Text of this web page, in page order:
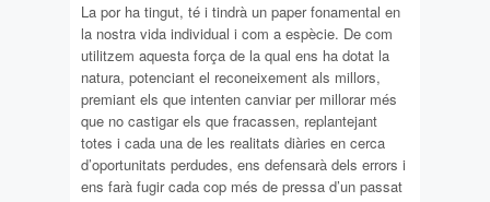
La por ha tingut, té i tindrà un paper fonamental en
la nostra vida individual i com a espècie. De com
utilitzem aquesta força de la qual ens ha dotat la
natura, potenciant el reconeixement als millors,
premiant els que intenten canviar per millorar més
que no castigar els que fracassen, replantejant
totes i cada una de les realitats diàries en cerca
d’oportunitats perdudes, ens defensarà dels errors i
ens farà fugir cada cop més de pressa d’un passat